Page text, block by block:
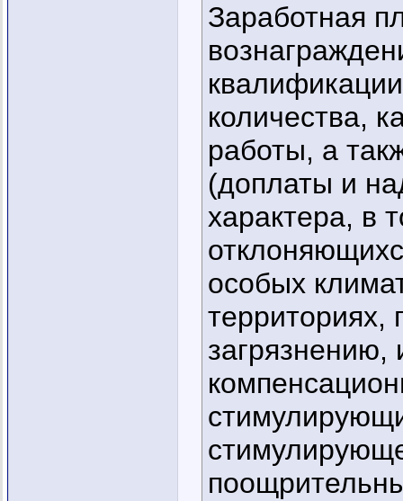
Заработная
количества,
работы, а
(доплаты и
характера, в
особых
территориях,